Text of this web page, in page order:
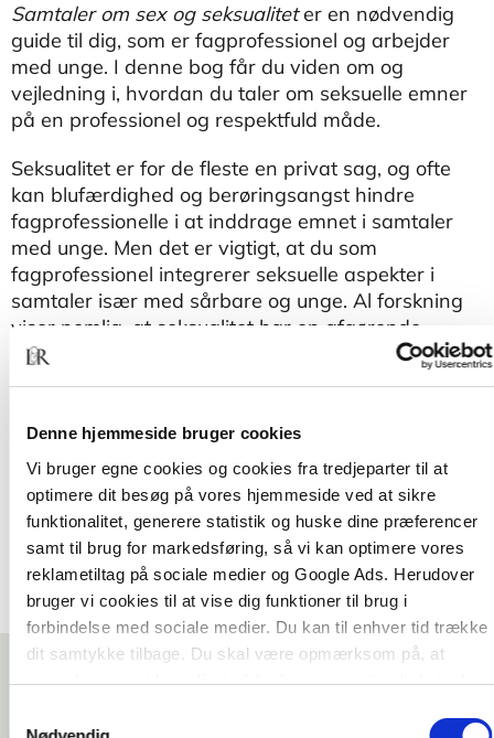
Denne hjemmeside bruger cookies
Vi bruger egne cookies og cookies fra tredjeparter til at
optimere dit besøg på vores hjemmeside ved at sikre
funktionalitet, generere statistik og huske dine præferencer
samt til brug for markedsføring, så vi kan optimere vores
reklametiltag på sociale medier og Google Ads. Herudover
bruger vi cookies til at vise dig funktioner til brug i
forbindelse med sociale medier. Du kan til enhver tid trække
dit samtykke tilbage. Du skal være opmærksom på, at
vores hjemmeside muligvis ikke fungerer optimalt, hvis du
Samtaler om sex og seksualiteter en nødvendig
guide til dig, som er fagprofessionel og arbejder
med unge. I denne bog får du viden om og
vejledning i, hvordan du taler om seksuelle emner
på en professionel og respektfuld måde.
Seksualitet er for de fleste en privat sag, og ofte
kan blufærdighed og berøringsangst hindre
fagprofessionelle i at inddrage emnet i samtaler
med unge. Men det er vigtigt, at du som
fagprofessionel integrerer seksuelle aspekter i
samtaler især med sårbare og unge. Al forskning
viser nemlig, at seksualitet har en afgørende
indflydelse på unges sundhed og trivsel.
håndbog, hvor teoretisk viden og konkrete metoder
afrundes med perspektiverende refleksionsøvelser.